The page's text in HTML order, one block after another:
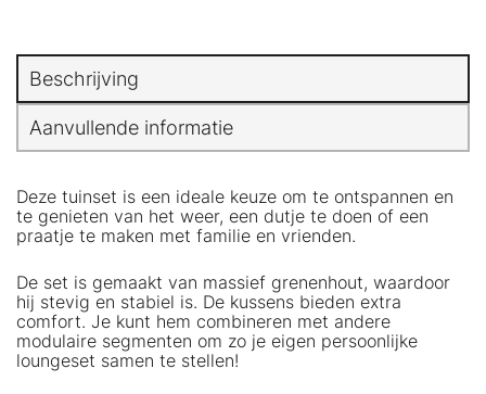
Beschrijving
Aanvullende informatie
Deze tuinset is een ideale keuze om te ontspannen en
te genieten van het weer, een dutje te doen of een
praatje te maken met familie en vrienden.
De set is gemaakt van massief grenenhout, waardoor
hij stevig en stabiel is. De kussens bieden extra
comfort. Je kunt hem combineren met andere
modulaire segmenten om zo je eigen persoonlijke
loungeset samen te stellen!